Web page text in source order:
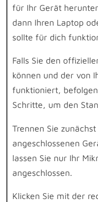
für Ihr Gerät
dann Ihren Laptop
sollte für dich
Falls Sie den
können und der von
funktioniert,
Schritte, um den
Trennen Sie
angeschlossenen
lassen Sie nur Ihr
angeschlossen.
Klicken Sie mit der